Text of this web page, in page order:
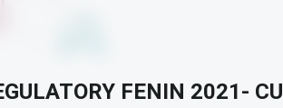
FENIN 2021-